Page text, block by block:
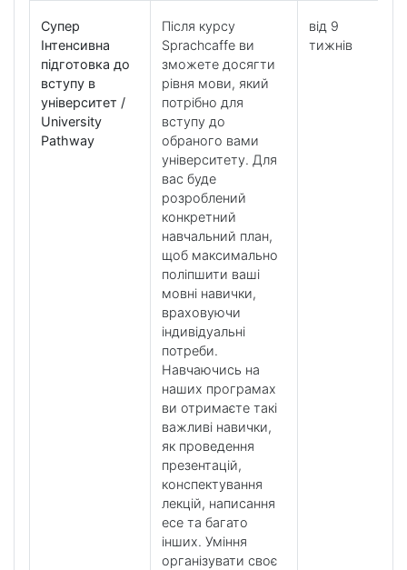
Супер
Інтенсивна
підготовка до
вступу в
університет /
University
Pathway
Після курсу
Sprachcaffe ви
зможете досягти
рівня мови, який
потрібно для
вступу до
обраного вами
університету. Для
вас буде
розроблений
конкретний
навчальний план,
щоб максимально
поліпшити ваші
мовні навички,
враховуючи
індивідуальні
потреби.
Навчаючись на
наших програмах
ви отримаєте такі
важливі навички,
як проведення
презентацій,
конспектування
лекцій, написання
есе та багато
інших. Уміння
організувати своє
від 9
тижнів